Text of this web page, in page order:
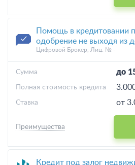
Помощь в кредитовании
одобрение не выходя из
Цифровой Брокер, Лиц. № -
до
Cумма
Полная стоимость кредита
от
Ставка
Преимущества
Кредит под залог